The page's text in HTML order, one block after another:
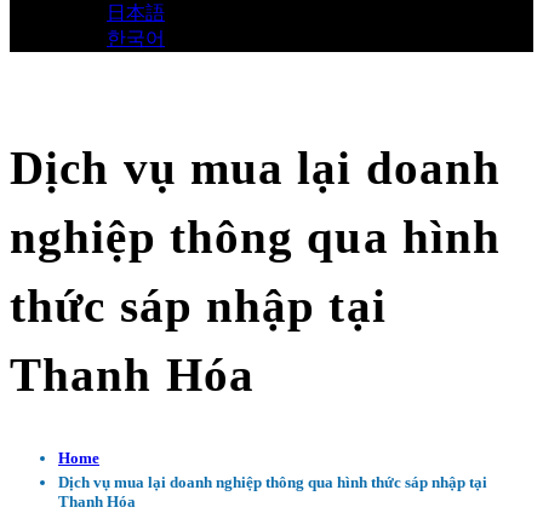
日本語
한국어
Dịch vụ mua lại doanh
nghiệp thông qua hình
thức sáp nhập tại
Thanh Hóa
Home
Dịch vụ mua lại doanh nghiệp thông qua hình thức sáp nhập tại
Thanh Hóa